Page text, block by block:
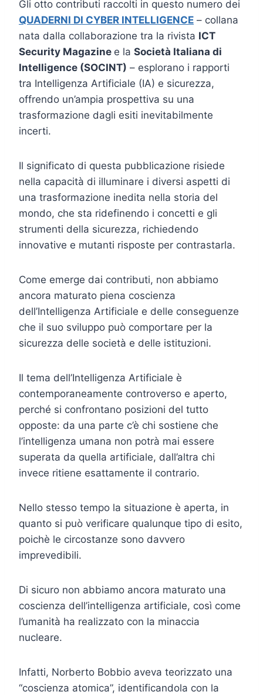
Gli otto contributi raccolti in questo numero dei
QUADERNI DI CYBER INTELLIGENCE – collana
nata dalla collaborazione tra la rivista ICT
Security Magazine e la Società Italiana di
Intelligence (SOCINT) – esplorano i rapporti
tra Intelligenza Artificiale (IA) e sicurezza,
offrendo un’ampia prospettiva su una
trasformazione dagli esiti inevitabilmente
incerti.
Il significato di questa pubblicazione risiede
nella capacità di illuminare i diversi aspetti di
una trasformazione inedita nella storia del
mondo, che sta ridefinendo i concetti e gli
strumenti della sicurezza, richiedendo
innovative e mutanti risposte per contrastarla.
Come emerge dai contributi, non abbiamo
ancora maturato piena coscienza
dell’Intelligenza Artificiale e delle conseguenze
che il suo sviluppo può comportare per la
sicurezza delle società e delle istituzioni.
Il tema dell’Intelligenza Artificiale è
contemporaneamente controverso e aperto,
perché si confrontano posizioni del tutto
opposte: da una parte c’è chi sostiene che
l’intelligenza umana non potrà mai essere
superata da quella artificiale, dall’altra chi
invece ritiene esattamente il contrario.
Nello stesso tempo la situazione è aperta, in
quanto si può verificare qualunque tipo di esito,
poichè le circostanze sono davvero
imprevedibili.
Di sicuro non abbiamo ancora maturato una
coscienza dell’intelligenza artificiale, così come
l’umanità ha realizzato con la minaccia
nucleare.
Infatti, Norberto Bobbio aveva teorizzato una
“coscienza atomica”, identificandola con la